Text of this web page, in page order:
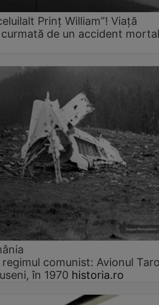
Prinț William”! Viață
de un accident mortal
comunist: Avionul
în 1970 historia.ro